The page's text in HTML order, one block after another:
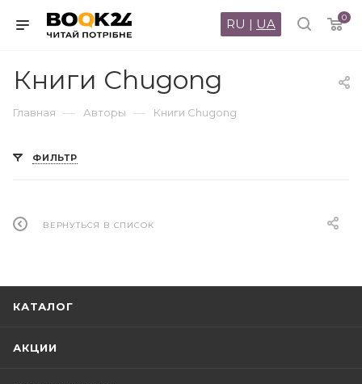
0
RU | UA
Книги Chugong
Главная — Авторы — Книги Chugong
ФИЛЬТР
ВЕРНУТЬСЯ В СПИСОК
КАТАЛОГ
АКЦИИ